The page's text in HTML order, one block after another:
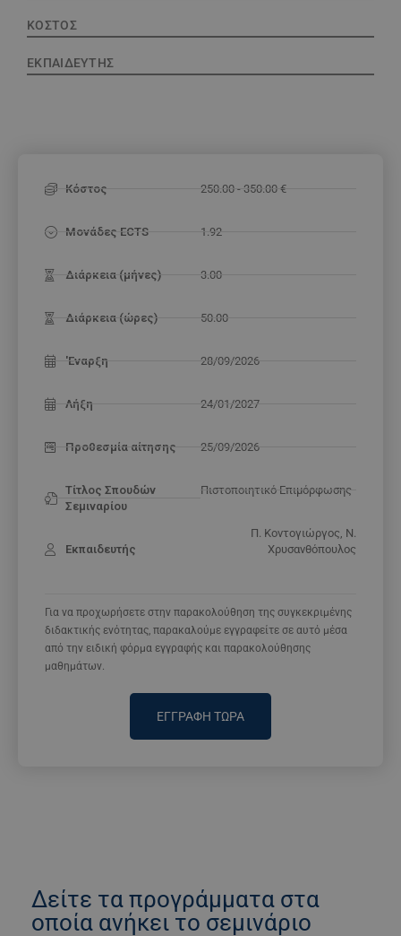
ΚΟΣΤΟΣ
ΕΚΠΑΙΔΕΥΤΗΣ
Κόστος
Μονάδες ECTS
Διάρκεια (μήνες)
Διάρκεια (ώρες)
'Εναρξη
Λήξη
Προθεσμία αίτησης
Τίτλος Σπουδών
Σεμιναρίου
Εκπαιδευτής
250.00 - 350.00 €
1.92
3.00
50.00
28/09/2026
24/01/2027
25/09/2026
Πιστοποιητικό Επιμόρφωσης
Π. Κοντογιώργος, Ν.
Χρυσανθόπουλος
Για να προχωρήσετε στην παρακολούθηση της συγκεκριμένης
διδακτικής ενότητας, παρακαλούμε εγγραφείτε σε αυτό μέσα
από την ειδική φόρμα εγγραφής και παρακολούθησης
μαθημάτων.
ΕΓΓΡΑΦΗ ΤΩΡΑ
Δείτε τα προγράμματα στα
οποία ανήκει το σεμινάριο